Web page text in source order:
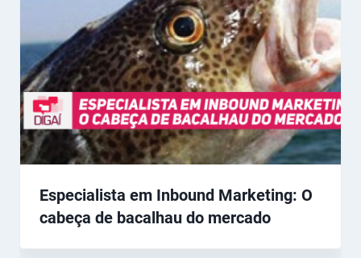
Especialista em Inbound Marketing: O
cabeça de bacalhau do mercado